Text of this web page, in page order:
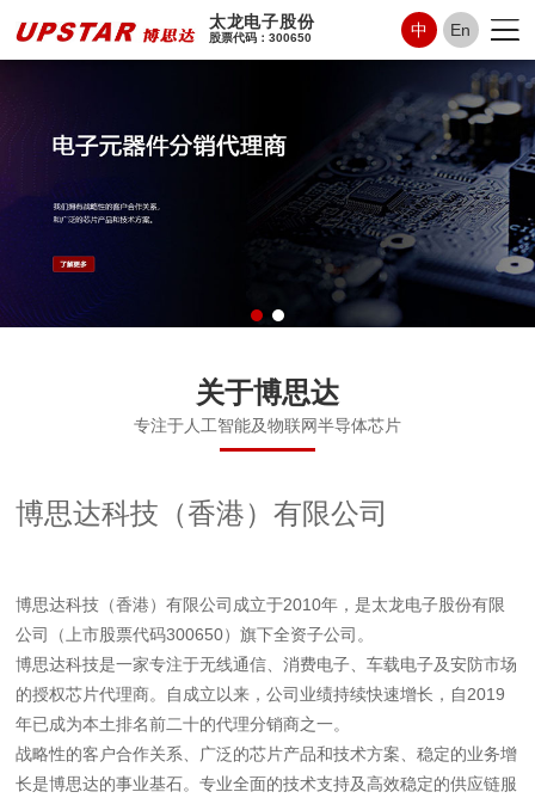
太龙电子股份
股票代码：300650 En
中
关于博思达
专注于人工智能及物联网半导体芯片
博思达科技（香港）有限公司
博思达科技（香港）有限公司成立于2010年，是太龙电子股份有限
公司（上市股票代码300650）旗下全资子公司。
博思达科技是一家专注于无线通信、消费电子、车载电子及安防市场
的授权芯片代理商。自成立以来，公司业绩持续快速增长，自2019
年已成为本土排名前二十的代理分销商之一。
战略性的客户合作关系、广泛的芯片产品和技术方案、稳定的业务增
长是博思达的事业基石。专业全面的技术支持及高效稳定的供应链服